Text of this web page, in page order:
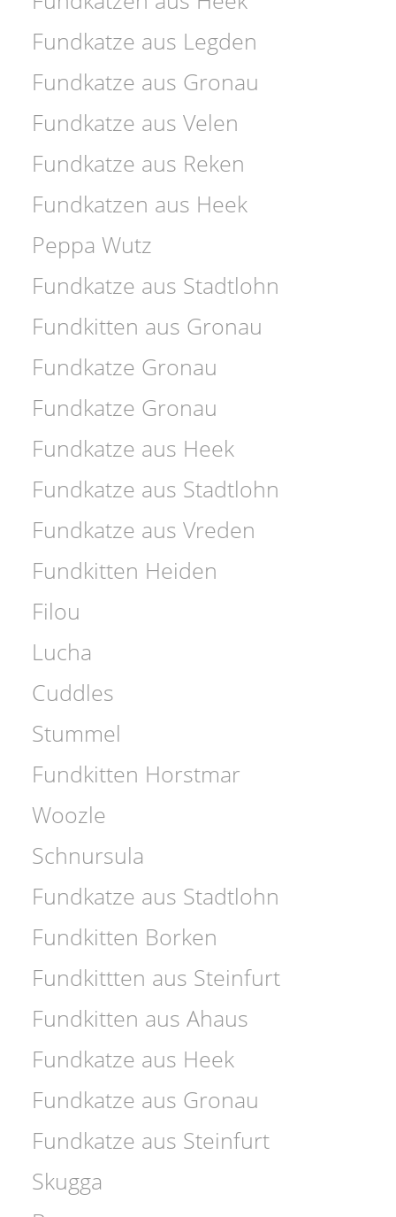
Fundkatze aus Legden
Fundkatze aus Gronau
Fundkatze aus Velen
Fundkatze aus Reken
Fundkatzen aus Heek
Peppa Wutz
Fundkatze aus Stadtlohn
Fundkitten aus Gronau
Fundkatze Gronau
Fundkatze Gronau
Fundkatze aus Heek
Fundkatze aus Stadtlohn
Fundkatze aus Vreden
Fundkitten Heiden
Filou
Lucha
Cuddles
Stummel
Fundkitten Horstmar
Woozle
Schnursula
Fundkatze aus Stadtlohn
Fundkitten Borken
Fundkittten aus Steinfurt
Fundkitten aus Ahaus
Fundkatze aus Heek
Fundkatze aus Gronau
Fundkatze aus Steinfurt
Skugga